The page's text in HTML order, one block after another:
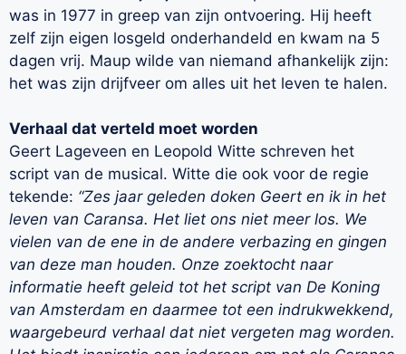
was in 1977 in greep van zijn ontvoering. Hij heeft
zelf zijn eigen losgeld onderhandeld en kwam na 5
dagen vrij. Maup wilde van niemand afhankelijk zijn:
het was zijn drijfveer om alles uit het leven te halen.
Verhaal dat verteld moet worden
Geert Lageveen en Leopold Witte schreven het
script van de musical. Witte die ook voor de regie
tekende: “Zes jaar geleden doken Geert en ik in het
leven van Caransa. Het liet ons niet meer los. We
vielen van de ene in de andere verbazing en gingen
van deze man houden. Onze zoektocht naar
informatie heeft geleid tot het script van De Koning
van Amsterdam en daarmee tot een indrukwekkend,
waargebeurd verhaal dat niet vergeten mag worden.